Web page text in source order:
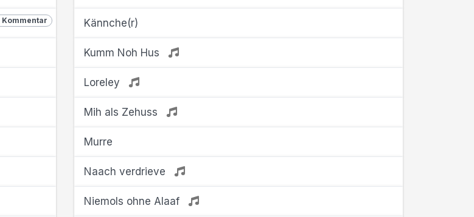
Kommentar Kännche(r)
Kumm Noh Hus
Loreley
Mih als Zehuss
Murre
Naach verdrieve
Niemols ohne Alaaf